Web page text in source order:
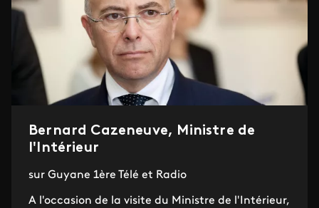
Bernard Cazeneuve, Ministre de
l'Intérieur
sur Guyane 1ère Télé et Radio
A l'occasion de la visite du Ministre de l'Intérieur,